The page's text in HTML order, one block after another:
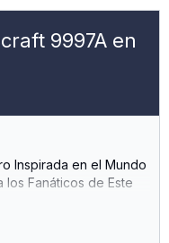
9997A en
Inspirada en el Mundo
Fanáticos de Este
y Divertido,